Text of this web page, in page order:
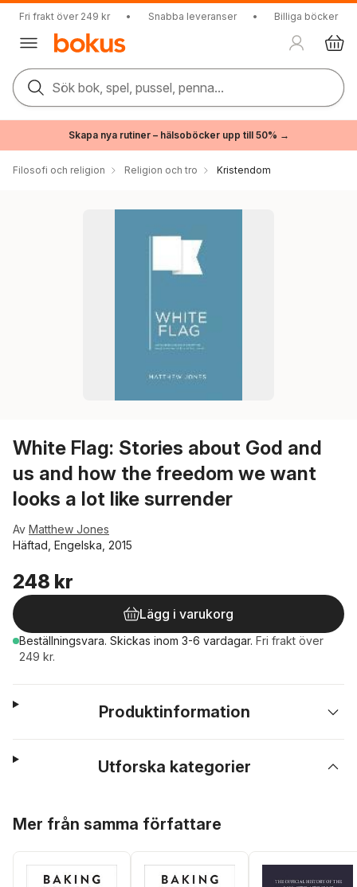
Fri frakt över 249 kr • Snabba leveranser • Billiga böcker
Sök bok, spel, pussel, penna...
Skapa nya rutiner – hälsoböcker upp till 50% →
Filosofi och religion Religion och tro Kristendom
White Flag: Stories about God and
us and how the freedom we want
looks a lot like surrender
Av Matthew Jones
Häftad, Engelska, 2015
248 kr
Lägg i varukorg
Beställningsvara. Skickas inom 3-6 vardagar. Fri frakt över
249 kr.
Produktinformation
Utforska kategorier
Mer från samma författare